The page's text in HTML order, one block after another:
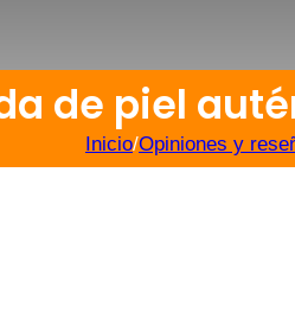
de piel
Inicio/Opiniones y